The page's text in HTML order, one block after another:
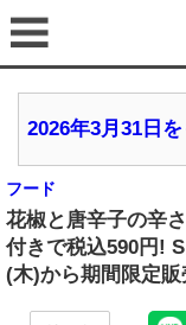
2026年3月31日
フード
花椒と唐辛子の辛
付きで税込590円!
(木)から期間限定